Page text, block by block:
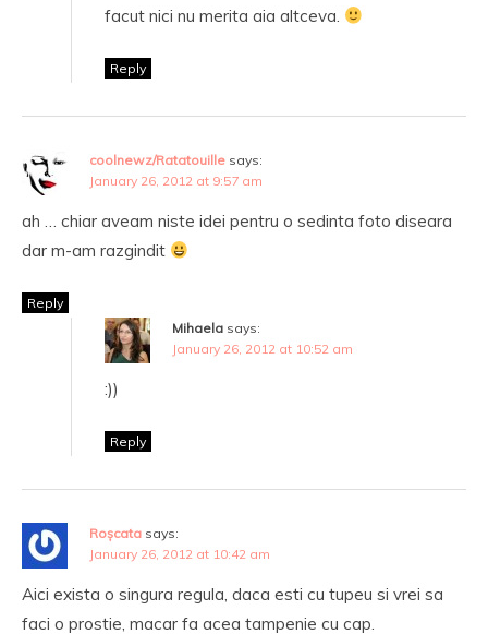
facut nici nu merita aia altceva.
Reply
coolnewz/Ratatouille says:
January 26, 2012 at 9:57 am
ah … chiar aveam niste idei pentru o sedinta foto diseara
dar m-am razgindit
Reply
Mihaela says:
January 26, 2012 at 10:52 am
:))
Reply
Roșcata says:
January 26, 2012 at 10:42 am
Aici exista o singura regula, daca esti cu tupeu si vrei sa
faci o prostie, macar fa acea tampenie cu cap.